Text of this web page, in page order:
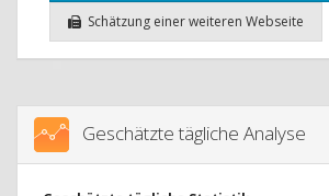
Schätzung einer weiteren Webseite
Geschätzte tägliche Analyse